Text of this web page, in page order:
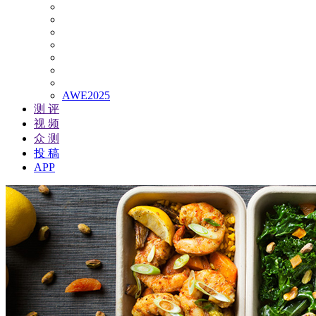
AWE2025
测 评
视 频
众 测
投 稿
APP